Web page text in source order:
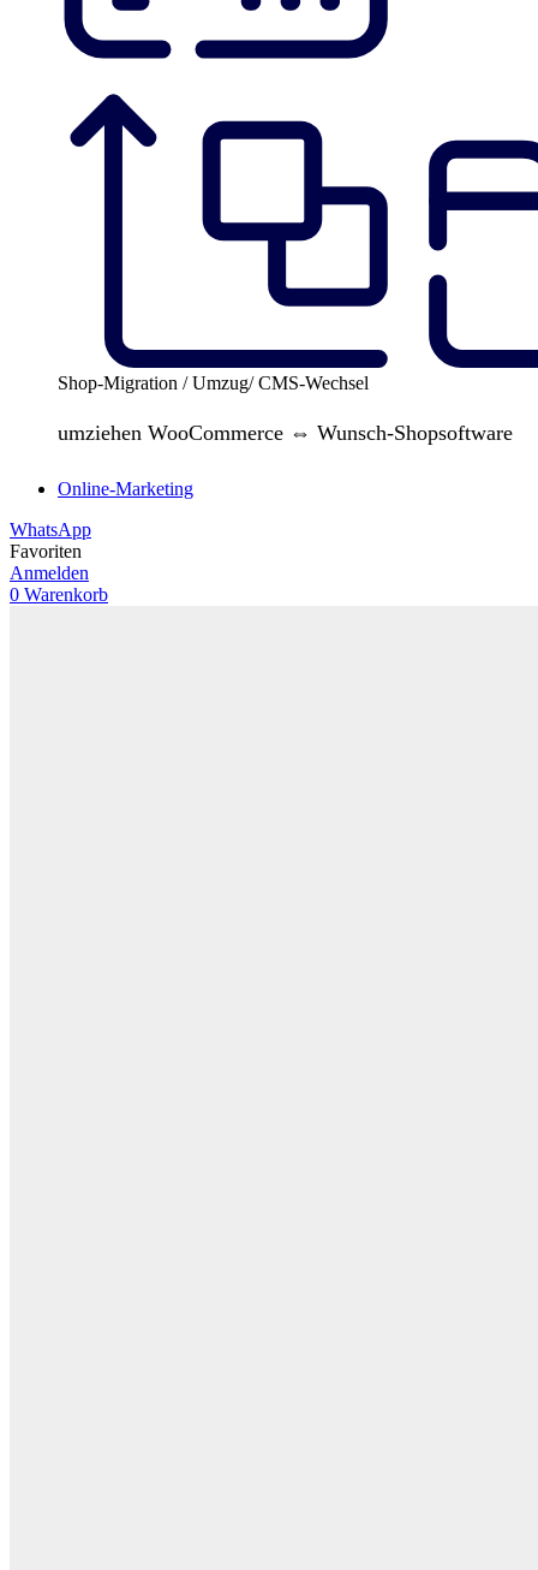
Shop-Migration / Umzug/ CMS-Wechsel
umziehen WooCommerce ⇔ Wunsch-Shopsoftware
Online-Marketing
WhatsApp
Favoriten
Anmelden
0 Warenkorb